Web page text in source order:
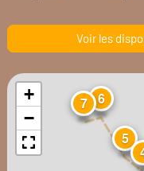
Voir les
5
6
7
+
−